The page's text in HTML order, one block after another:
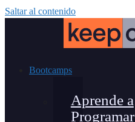
Saltar al contenido
Bootcamps
Aprende a
Programar